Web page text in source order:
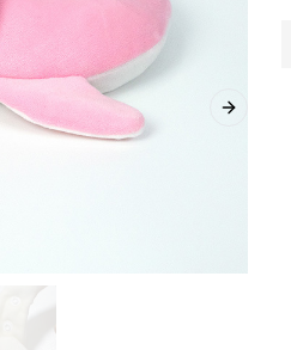
Next